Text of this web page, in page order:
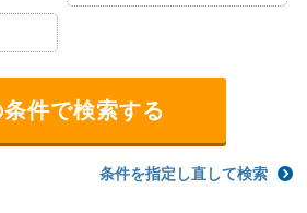
条件を指定し直して検索